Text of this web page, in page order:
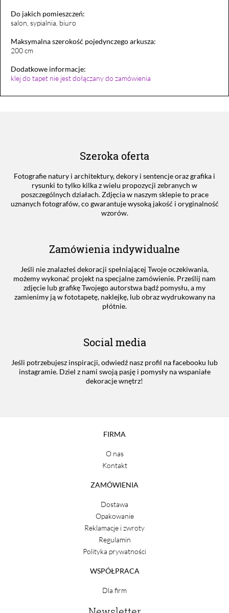
Do jakich pomieszczeń:
salon, sypialnia, biuro
Maksymalna szerokość pojedynczego arkusza:
200 cm
Dodatkowe informacje:
klej do tapet nie jest dołączany do zamówienia
Szeroka oferta
Fotografie natury i architektury, dekory i sentencje oraz grafika i
rysunki to tylko kilka z wielu propozycji zebranych w
poszczególnych działach. Zdjęcia w naszym sklepie to prace
uznanych fotografów, co gwarantuje wysoką jakość i oryginalność
wzorów.
Zamówienia indywidualne
Jeśli nie znalazłeś dekoracji spełniającej Twoje oczekiwania,
możemy wykonać projekt na specjalne zamówienie. Prześlij nam
zdjęcie lub grafikę Twojego autorstwa bądź pomysłu, a my
zamienimy ją w fototapetę, naklejkę, lub obraz wydrukowany na
płótnie.
Social media
Jeśli potrzebujesz inspiracji, odwiedź nasz profil na facebooku lub
instagramie. Dziel z nami swoją pasję i pomysły na wspaniałe
dekoracje wnętrz!
FIRMA
O nas
Kontakt
ZAMÓWIENIA
Dostawa
Opakowanie
Reklamacje i zwroty
Regulamin
Polityka prywatności
WSPÓŁPRACA
Dla firm